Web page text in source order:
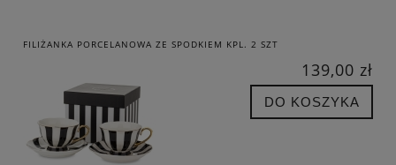
FILIŻANKA PORCELANOWA ZE SPODKIEM KPL. 2 SZT
139,00 zł
DO KOSZYKA